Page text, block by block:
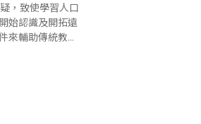
始認識及開拓遠
來輔助傳統教學